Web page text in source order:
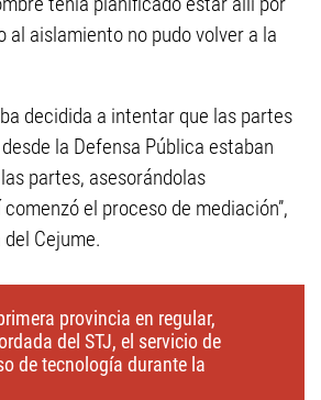
al aislamiento no pudo volver a la
decidida a intentar que las partes
la Defensa Pública estaban
partes, asesorándolas
el proceso de mediación”,
Cejume.
provincia en regular,
del STJ, el servicio de
de tecnología durante la